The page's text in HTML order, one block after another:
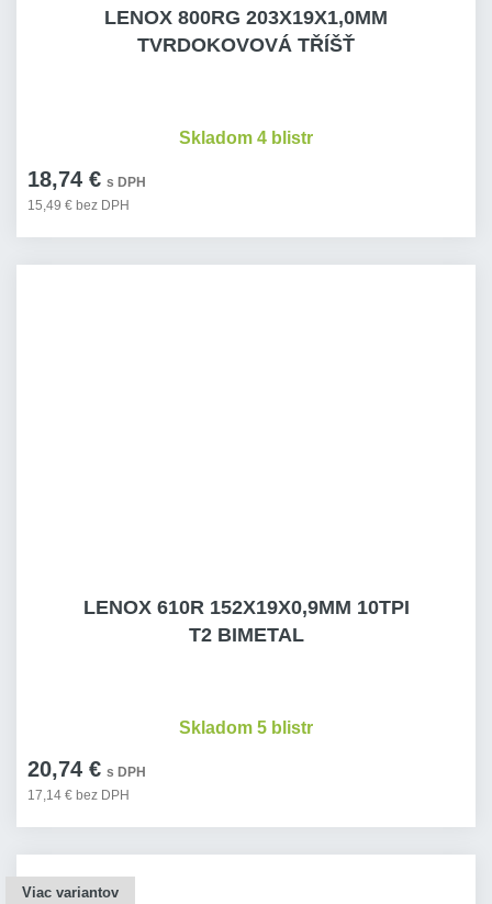
LENOX 800RG 203X19X1,0MM
TVRDOKOVOVÁ TŘÍŠŤ
18,74 € s DPH
15,49 € bez DPH
Skladom 4 blistr
LENOX 610R 152X19X0,9MM 10TPI
T2 BIMETAL
20,74 € s DPH
17,14 € bez DPH
Skladom 5 blistr
Viac variantov